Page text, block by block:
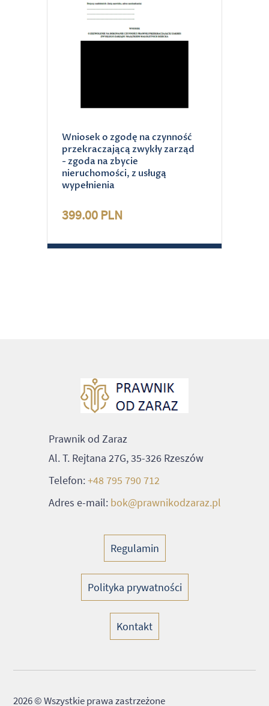
Wniosek o zgodę na czynność
przekraczającą zwykły zarząd
- zgoda na zbycie
nieruchomości, z usługą
wypełnienia
399.00 PLN
Prawnik od Zaraz
Al. T. Rejtana 27G, 35-326 Rzeszów
Telefon:+48 795 790 712
Adres e-mail: bok@prawnikodzaraz.pl
Regulamin
Polityka prywatności
Kontakt
2026 © Wszystkie prawa zastrzeżone